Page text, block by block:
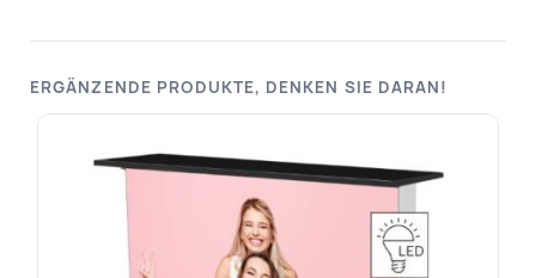
ERGÄNZENDE PRODUKTE, DENKEN SIE DARAN!